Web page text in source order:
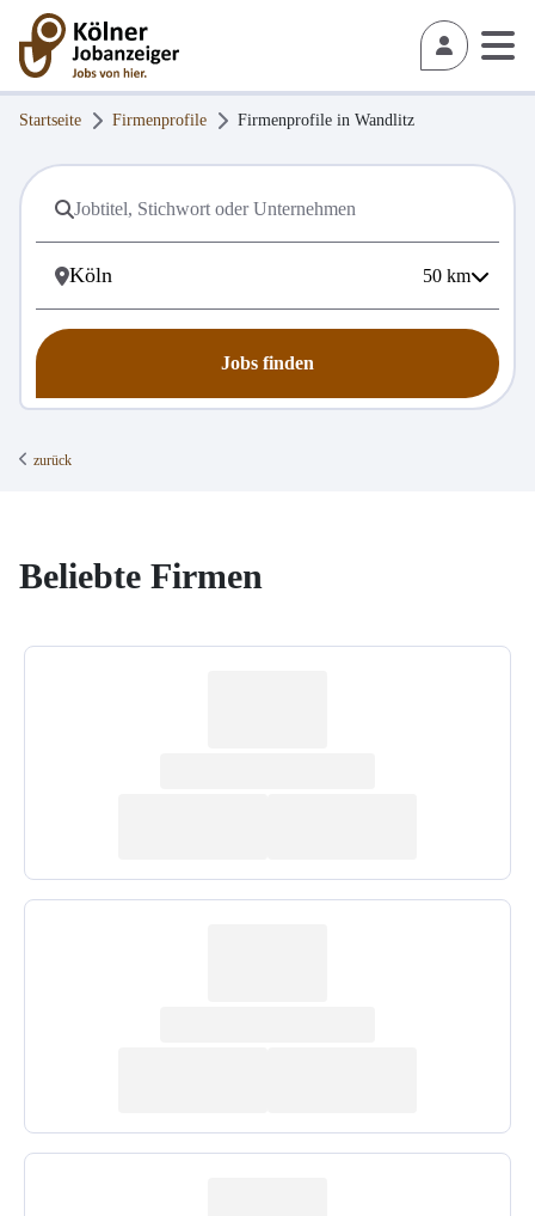
Startseite Firmenprofile Firmenprofile in Wandlitz
50 km
Jobs finden
zurück
Beliebte Firmen